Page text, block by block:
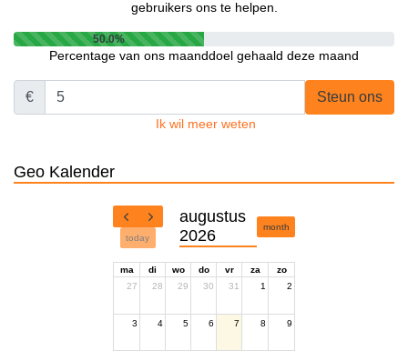
gebruikers ons te helpen.
50.0%
Percentage van ons maanddoel gehaald deze maand
€ Steun ons
Ik wil meer weten
Geo Kalender
today
augustus
2026
month
ma di wo do vr za
zo
27
28 29 30 31 1 2
3 4 5 6 7 8 9